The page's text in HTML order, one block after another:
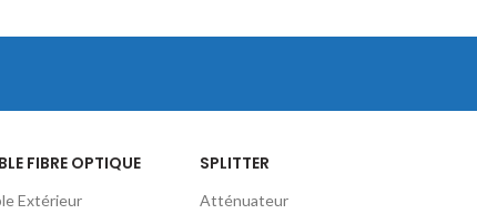
FIBRE OPTIQUE
Extérieur
SPLITTER
Atténuateur